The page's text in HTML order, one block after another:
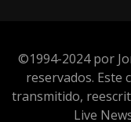
©1994-2024 por
reservados. Este
transmitido,
Live